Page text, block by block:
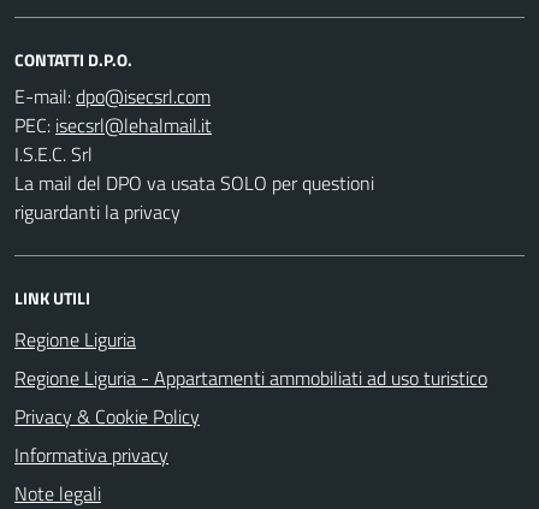
CONTATTI D.P.O.
E-mail:
PEC:
I.S.E.C. Srl
La mail del DPO va usata SOLO per questioni
riguardanti la privacy
LINK UTILI
Regione Liguria
Regione Liguria - Appartamenti ammobiliati ad uso turistico
Privacy & Cookie Policy
Informativa privacy
Note legali